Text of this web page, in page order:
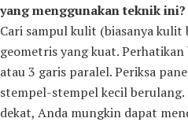
yang menggunakan teknik ini?
Cari sampul kulit (biasanya kulit
geometris yang kuat.
atau 3 garis paralel. Periksa
stempel-stempel kecil berulang.
dekat, Anda mungkin dapat